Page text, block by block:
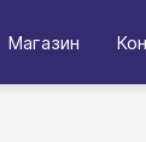
Магазин